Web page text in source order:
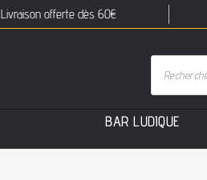
Livraison offerte dès 60€
BAR LUDIQUE